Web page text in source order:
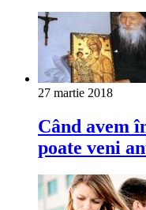
27 martie 2018
Când avem
poate veni